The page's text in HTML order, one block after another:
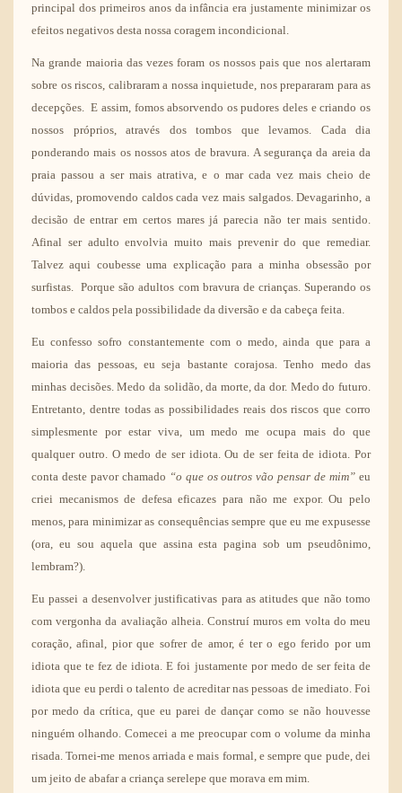
principal dos primeiros anos da infância era justamente minimizar os
efeitos negativos desta nossa coragem incondicional.
Na grande maioria das vezes foram os nossos pais que nos alertaram
sobre os riscos, calibraram a nossa inquietude, nos prepararam para as
decepções. E assim, fomos absorvendo os pudores deles e criando os
nossos próprios, através dos tombos que levamos. Cada dia
ponderando mais os nossos atos de bravura. A segurança da areia da
praia passou a ser mais atrativa, e o mar cada vez mais cheio de
dúvidas, promovendo caldos cada vez mais salgados. Devagarinho, a
decisão de entrar em certos mares já parecia não ter mais sentido.
Afinal ser adulto envolvia muito mais prevenir do que remediar.
Talvez aqui coubesse uma explicação para a minha obsessão por
surfistas. Porque são adultos com bravura de crianças. Superando os
tombos e caldos pela possibilidade da diversão e da cabeça feita.
Eu confesso sofro constantemente com o medo, ainda que para a
maioria das pessoas, eu seja bastante corajosa. Tenho medo das
minhas decisões. Medo da solidão, da morte, da dor. Medo do futuro.
Entretanto, dentre todas as possibilidades reais dos riscos que corro
simplesmente por estar viva, um medo me ocupa mais do que
qualquer outro. O medo de ser idiota. Ou de ser feita de idiota. Por
conta deste pavor chamado “o que os outros vão pensar de mim” eu
criei mecanismos de defesa eficazes para não me expor. Ou pelo
menos, para minimizar as consequências sempre que eu me expusesse
(ora, eu sou aquela que assina esta pagina sob um pseudônimo,
lembram?).
Eu passei a desenvolver justificativas para as atitudes que não tomo
com vergonha da avaliação alheia. Construí muros em volta do meu
coração, afinal, pior que sofrer de amor, é ter o ego ferido por um
idiota que te fez de idiota. E foi justamente por medo de ser feita de
idiota que eu perdi o talento de acreditar nas pessoas de imediato. Foi
por medo da crítica, que eu parei de dançar como se não houvesse
ninguém olhando. Comecei a me preocupar com o volume da minha
risada. Tornei-me menos arriada e mais formal, e sempre que pude, dei
um jeito de abafar a criança serelepe que morava em mim.